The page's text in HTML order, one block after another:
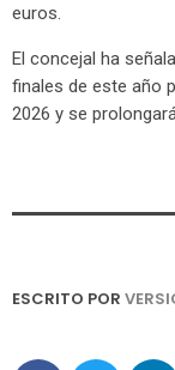
euros.
El concejal ha
finales de este año
2026 y se
ESCRITO POR